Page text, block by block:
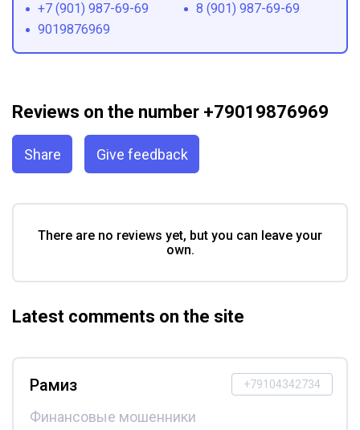
+7 (901) 987-69-69
8 (901) 987-69-69
9019876969
Reviews on the number +79019876969
Share Give feedback
There are no reviews yet, but you can leave your
own.
Latest comments on the site
+79104342734
Рамиз
Финансовые мошенники